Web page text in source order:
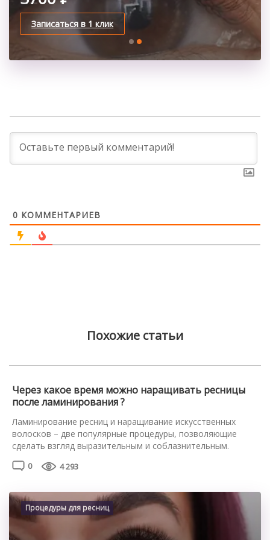
Записаться в 1 клик
Записаться в 1 клик
0 КОММЕНТАРИЕВ
Похожие статьи
Через какое время можно наращивать ресницы
после ламинирования ?
Ламинирование ресниц и наращивание искусственных
волосков – две популярные процедуры, позволяющие
сделать взгляд выразительным и соблазнительным.
Наращивание помогает увеличить объём, длину волосков.
Во ходе процедуры ламинирования натуральные реснички
концентрацией витаминов и минералов. Действие
восстанавливающих профессиональных средств
направлено на оздоровление натуральных волосков, их
интенсивное питание. При использовании ламинирующих
0 4 293
Процедуры для ресниц